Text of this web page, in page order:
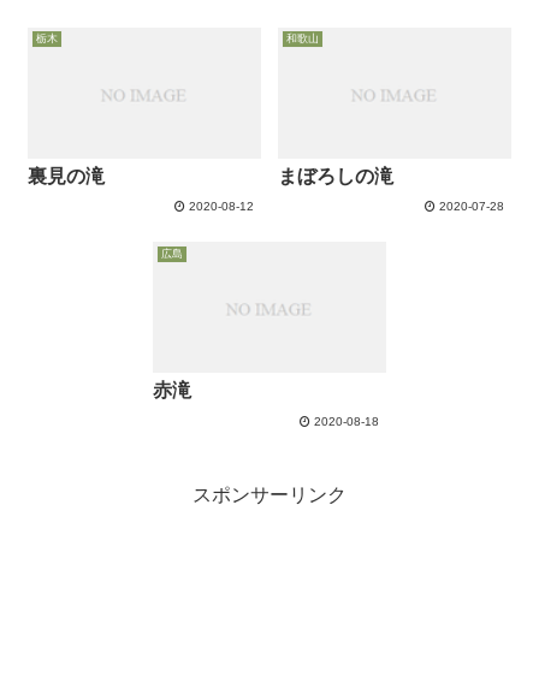
ちろんのこと、気になる駐車場
栃木
裏見の滝
2020-08-12
和歌山
まぼろしの滝
2020-07-28
広島
赤滝
2020-08-18
スポンサーリンク